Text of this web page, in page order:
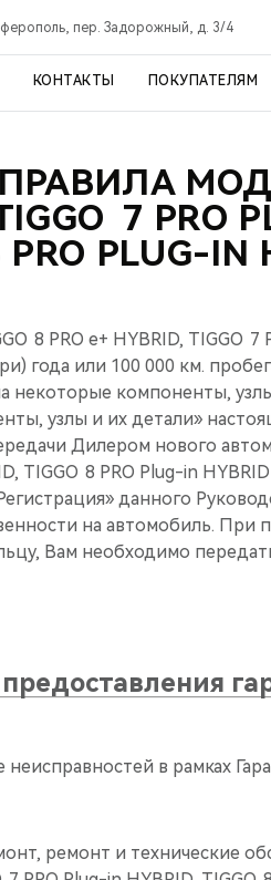
пер. Задорожный, д. 3/4
КОНТАКТЫ ПОКУПАТЕЛЯМ
7 PRO
PLUG-IN
8 PRO е+ HYBRID, TIGGO 7
года или 100 000 км.
некоторые компоненты,
узлы и их детали»
Дилером нового
TIGGO 8 PRO Plug-in
данного
на автомобиль. При
Вам необходимо
неисправностей в рамках
ремонт и технические